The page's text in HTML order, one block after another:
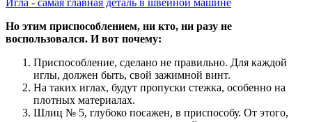
Но этим приспособлением, ни кто, ни разу не
воспользовался. И вот почему:
Приспособление, сделано не правильно. Для каждой
иглы, должен быть, свой зажимной винт.
На таких иглах, будут пропуски стежка, особенно на
плотных материалах.
Шлиц № 5, глубоко посажен, в приспособу. От этого,